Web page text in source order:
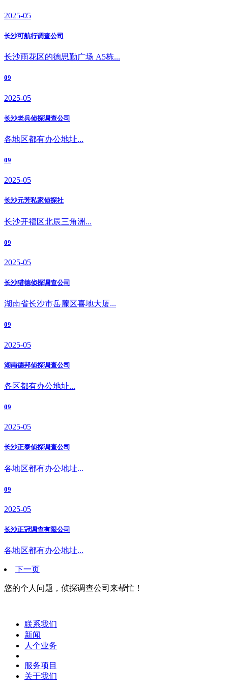
2025-05
长沙可航行调查公司
长沙雨花区的德思勤广场 A5栋...
09
2025-05
长沙老兵侦探调查公司
各地区都有办公地址...
09
2025-05
长沙元芳私家侦探社
长沙开福区北辰三角洲...
09
2025-05
长沙猎德侦探调查公司
湖南省长沙市岳麓区喜地大厦...
09
2025-05
湖南德邦侦探调查公司
各区都有办公地址...
09
2025-05
长沙正泰侦探调查公司
各地区都有办公地址...
09
2025-05
长沙正冠调查有限公司
各地区都有办公地址...
下一页
您的个人问题，侦探调查公司来帮忙！
联系我们
新闻
人个业务
服务项目
关于我们